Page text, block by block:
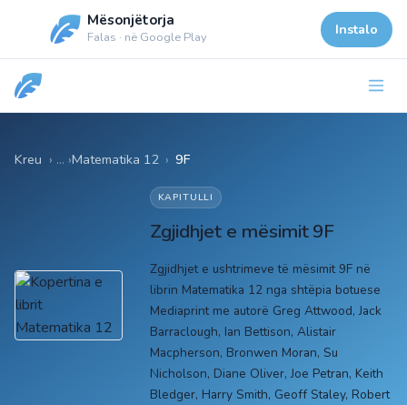
Mësonjëtorja
Falas · në Google Play Instalo
Kreu Matematika 12 › 9F
KAPITULLI
Zgjidhjet e mësimit 9F
Zgjidhjet e ushtrimeve të mësimit 9F në
librin Matematika 12 nga shtëpia botuese
Mediaprint me autorë Greg Attwood, Jack
Barraclough, Ian Bettison, Alistair
Macpherson, Bronwen Moran, Su
Nicholson, Diane Oliver, Joe Petran, Keith
Bledger, Harry Smith, Geoff Staley, Robert